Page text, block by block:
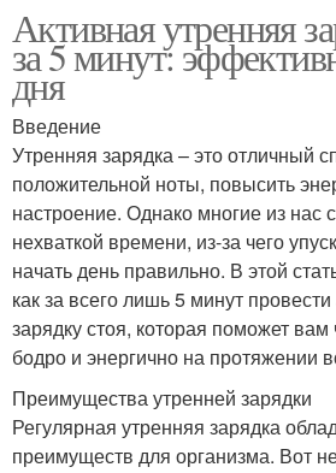
Активная утренняя
за 5 минут:
дня
Введение
Утренняя зарядка – это отличный
положительной ноты, повысить
настроение. Однако многие из нас
нехваткой времени, из-за чего
начать день правильно. В этой
как за всего лишь 5 минут
зарядку стоя, которая поможет вам
бодро и энергично на протяжении
Преимущества утренней зарядки
Регулярная утренняя зарядка
преимуществ для организма. Вот